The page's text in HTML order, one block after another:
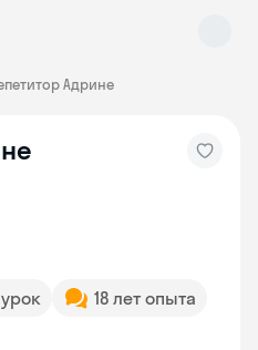
Адрине
18 лет опыта